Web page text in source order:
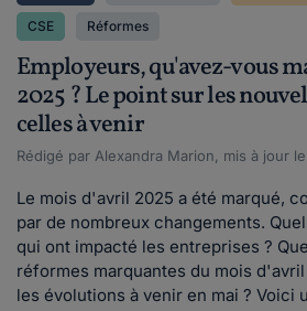
CSE Réformes
Employeurs, qu'avez-vous
2025 ? Le point sur les
celles à venir
Rédigé par Alexandra Marion, mis à jour
Le mois d'avril 2025 a été marqué,
par de nombreux changements.
qui ont impacté les entreprises ?
réformes marquantes du mois
les évolutions à venir en mai ? Voici